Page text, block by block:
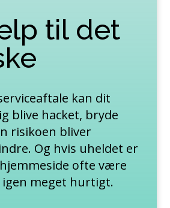
til det
kan dit
blive hacket, bryde
risikoen bliver
Og hvis uheldet er
ofte være
meget hurtigt.